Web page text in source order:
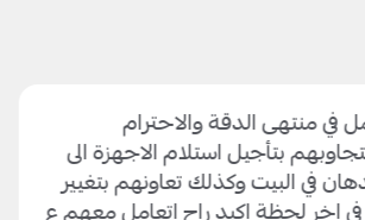
في منتهى الدقة والاحترام
بتأجيل استلام الاجهزة الى
في البيت وكذلك تعاونهم بتغيير
اخر لحظة اكيد راح اتعامل معهم ع